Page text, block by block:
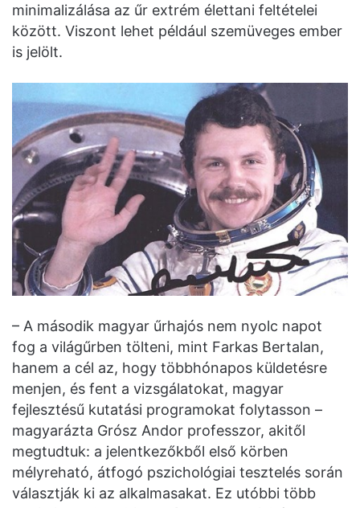
minimalizálása az űr extrém élettani feltételei
között. Viszont lehet például szemüveges ember
is jelölt.
– A második magyar űrhajós nem nyolc napot
fog a világűrben tölteni, mint Farkas Bertalan,
hanem a cél az, hogy többhónapos küldetésre
menjen, és fent a vizsgálatokat, magyar
fejlesztésű kutatási programokat folytasson –
magyarázta Grósz Andor professzor, akitől
megtudtuk: a jelentkezőkből első körben
mélyreható, átfogó pszichológiai tesztelés során
választják ki az alkalmasakat. Ez utóbbi több